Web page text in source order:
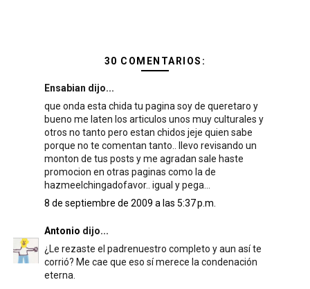
30 COMENTARIOS:
Ensabian dijo...
que onda esta chida tu pagina soy de queretaro y
bueno me laten los articulos unos muy culturales y
otros no tanto pero estan chidos jeje quien sabe
porque no te comentan tanto.. llevo revisando un
monton de tus posts y me agradan sale haste
promocion en otras paginas como la de
hazmeelchingadofavor.. igual y pega...
8 de septiembre de 2009 a las 5:37 p.m.
Antonio dijo...
¿Le rezaste el padrenuestro completo y aun así te
corrió? Me cae que eso sí merece la condenación
eterna.